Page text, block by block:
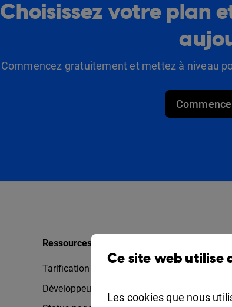
Choisissez votre plan
Commencez gratuitement et mettez à niveau
Ressources
Tarification
Développeurs
Ce site web utilise
Les cookies que nous